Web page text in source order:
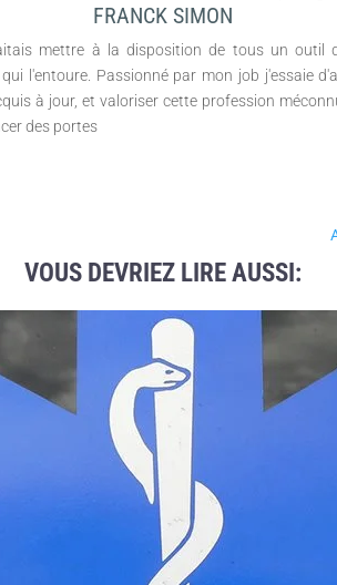
FRANCK SIMON
mettre à la disposition de tous un
l'entoure. Passionné par mon job j'essaie
à jour, et valoriser cette profession
des portes
VOUS DEVRIEZ LIRE AUSSI: